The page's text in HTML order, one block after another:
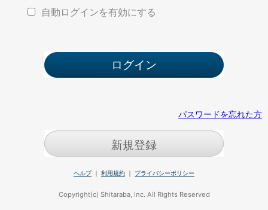
自動ログインを有効にする
パスワードを忘れた方
新規登録
ヘルプ｜ 利用規約 ｜ プライバシーポリシー
Copyright(c) Shitaraba, Inc. All Rights Reserved